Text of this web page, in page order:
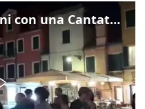
Venezia omaggia Guccini con una Cantata Anarchica in campo Santa Margherita